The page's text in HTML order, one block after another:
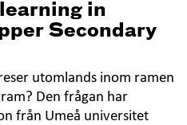
in
Secondary
utomlands inom ramen
Den frågan har
från Umeå universitet